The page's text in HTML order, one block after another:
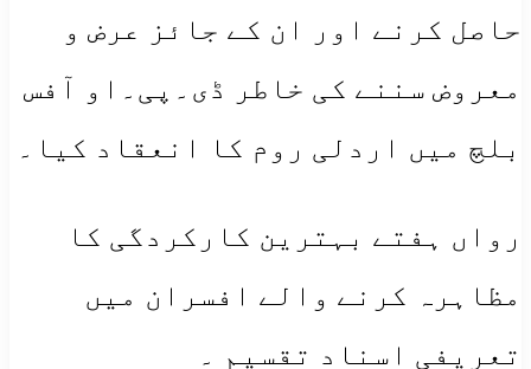
حاصل کرنے اور ان کے جائز عرض و
معروض سننے کی خاطر ڈی۔پی۔او آفس
بلچ میں اردلی روم کا انعقاد کیا۔
رواں ہفتے بہترین کارکردگی کا
مظاہرہ کرنے والے افسران میں
تعریفی اسناد تقسیم ۔